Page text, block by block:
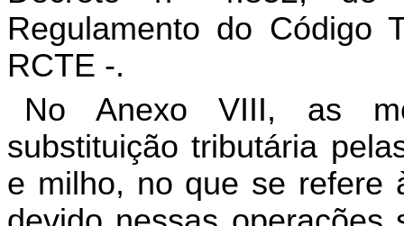
Regulamento do Código
RCTE -.
No Anexo VIII, as
substituição tributária
e milho, no que se refere